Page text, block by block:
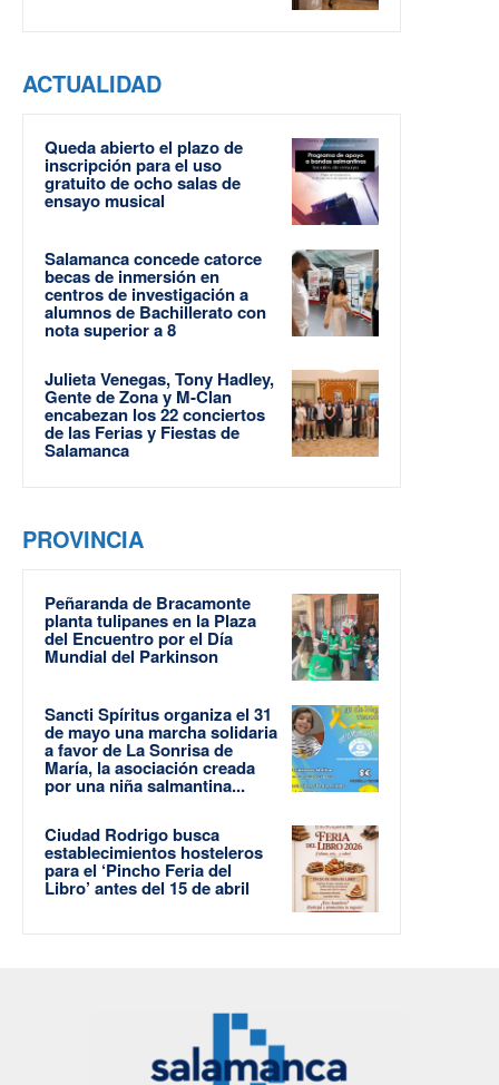
ACTUALIDAD
Queda abierto el plazo de
inscripción para el uso
gratuito de ocho salas de
ensayo musical
Salamanca concede catorce
becas de inmersión en
centros de investigación a
alumnos de Bachillerato con
nota superior a 8
Julieta Venegas, Tony Hadley,
Gente de Zona y M-Clan
encabezan los 22 conciertos
de las Ferias y Fiestas de
Salamanca
PROVINCIA
Peñaranda de Bracamonte
planta tulipanes en la Plaza
del Encuentro por el Día
Mundial del Parkinson
Sancti Spíritus organiza el 31
de mayo una marcha solidaria
a favor de La Sonrisa de
María, la asociación creada
por una niña salmantina...
Ciudad Rodrigo busca
establecimientos hosteleros
para el ‘Pincho Feria del
Libro’ antes del 15 de abril